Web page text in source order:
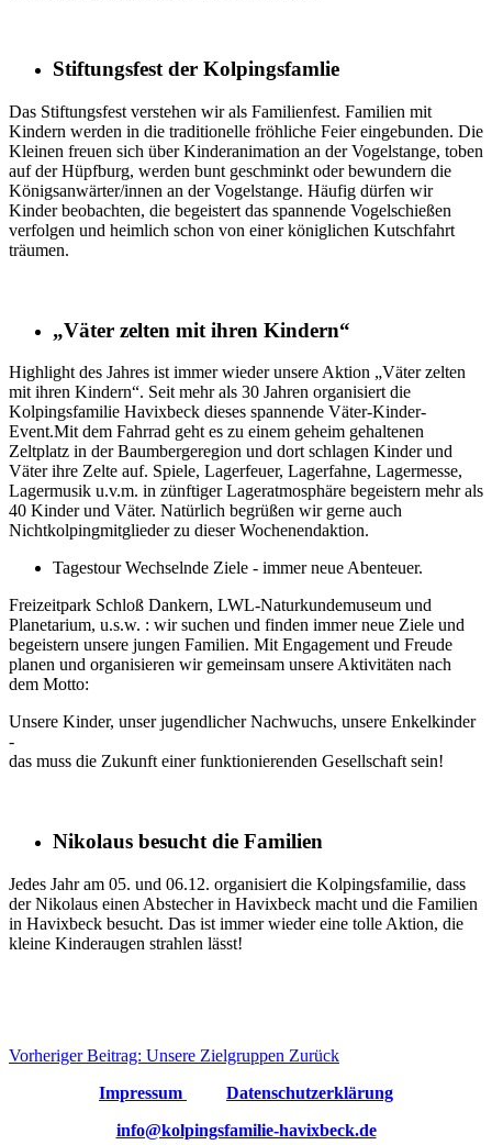
Stiftungsfest der Kolpingsfamlie
Das Stiftungsfest verstehen wir als Familienfest. Familien mit
Kindern werden in die traditionelle fröhliche Feier eingebunden. Die
Kleinen freuen sich über Kinderanimation an der Vogelstange, toben
auf der Hüpfburg, werden bunt geschminkt oder bewundern die
Königsanwärter/innen an der Vogelstange. Häufig dürfen wir
Kinder beobachten, die begeistert das spannende Vogelschießen
verfolgen und heimlich schon von einer königlichen Kutschfahrt
träumen.
„Väter zelten mit ihren Kindern“
Highlight des Jahres ist immer wieder unsere Aktion „Väter zelten
mit ihren Kindern“. Seit mehr als 30 Jahren organisiert die
Kolpingsfamilie Havixbeck dieses spannende Väter-Kinder-
Event.Mit dem Fahrrad geht es zu einem geheim gehaltenen
Zeltplatz in der Baumbergeregion und dort schlagen Kinder und
Väter ihre Zelte auf. Spiele, Lagerfeuer, Lagerfahne, Lagermesse,
Lagermusik u.v.m. in zünftiger Lageratmosphäre begeistern mehr als
40 Kinder und Väter. Natürlich begrüßen wir gerne auch
Nichtkolpingmitglieder zu dieser Wochenendaktion.
Tagestour Wechselnde Ziele - immer neue Abenteuer.
Freizeitpark Schloß Dankern, LWL-Naturkundemuseum und
Planetarium, u.s.w. : wir suchen und finden immer neue Ziele und
begeistern unsere jungen Familien. Mit Engagement und Freude
planen und organisieren wir gemeinsam unsere Aktivitäten nach
dem Motto:
Unsere Kinder, unser jugendlicher Nachwuchs, unsere Enkelkinder
-
das muss die Zukunft einer funktionierenden Gesellschaft sein!
Nikolaus besucht die Familien
Jedes Jahr am 05. und 06.12. organisiert die Kolpingsfamilie, dass
der Nikolaus einen Abstecher in Havixbeck macht und die Familien
in Havixbeck besucht. Das ist immer wieder eine tolle Aktion, die
kleine Kinderaugen strahlen lässt!
Vorheriger Beitrag: Unsere Zielgruppen Zurück
Impressum
Datenschutzerklärung
info@kolpingsfamilie-havixbeck.de